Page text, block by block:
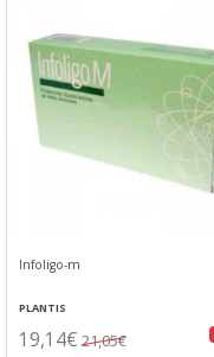
Infoligo-m
PLANTIS
19,14€ 21,05€